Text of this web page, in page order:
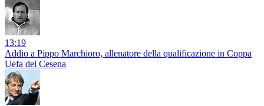
13:19
Addio a Pippo Marchioro, allenatore della qualificazione in Coppa
Uefa del Cesena